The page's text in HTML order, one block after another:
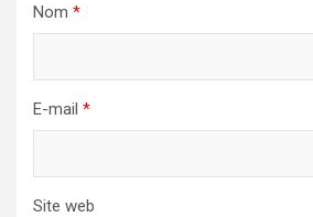
Nom *
E-mail *
Site web